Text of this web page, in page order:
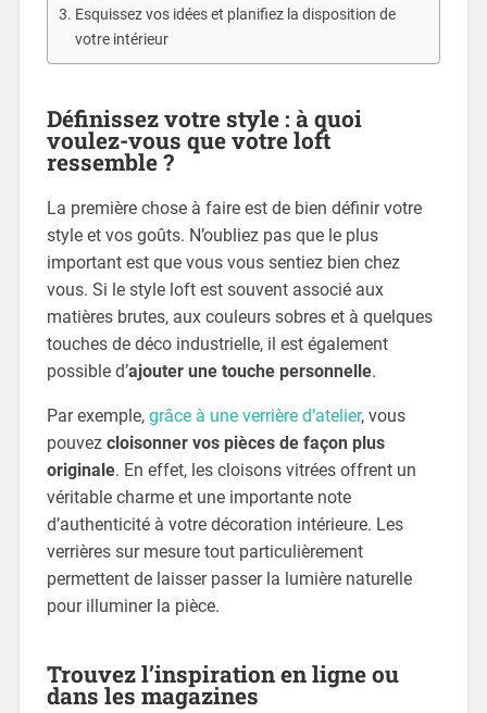
Esquissez vos idées et planifiez la disposition de
votre intérieur
Définissez votre style : à quoi
voulez-vous que votre loft
ressemble ?
La première chose à faire est de bien définir votre
style et vos goûts. N’oubliez pas que le plus
important est que vous vous sentiez bien chez
vous. Si le style loft est souvent associé aux
matières brutes, aux couleurs sobres et à quelques
touches de déco industrielle, il est également
possible d’ajouter une touche personnelle.
Par exemple, grâce à une verrière d’atelier, vous
pouvez cloisonner vos pièces de façon plus
originale. En effet, les cloisons vitrées offrent un
véritable charme et une importante note
d’authenticité à votre décoration intérieure. Les
verrières sur mesure tout particulièrement
permettent de laisser passer la lumière naturelle
pour illuminer la pièce.
Trouvez l’inspiration en ligne ou
dans les magazines